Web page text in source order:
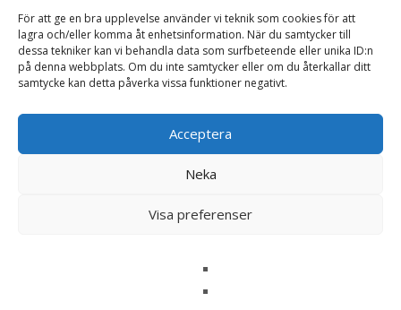
För att ge en bra upplevelse använder vi teknik som cookies för att
lagra och/eller komma åt enhetsinformation. När du samtycker till
dessa tekniker kan vi behandla data som surfbeteende eller unika ID:n
på denna webbplats. Om du inte samtycker eller om du återkallar ditt
samtycke kan detta påverka vissa funktioner negativt.
Acceptera
Neka
Visa preferenser
Recensioner
Det finns inga recensioner än.
Bli först med att recensera ”Servetter
Ekollon – Sköna Ting”
Din e-postadress kommer inte publiceras.